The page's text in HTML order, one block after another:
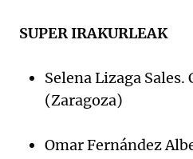
SUPER IRAKURLEAK
Selena Lizaga
(Zaragoza)
Omar Fernández